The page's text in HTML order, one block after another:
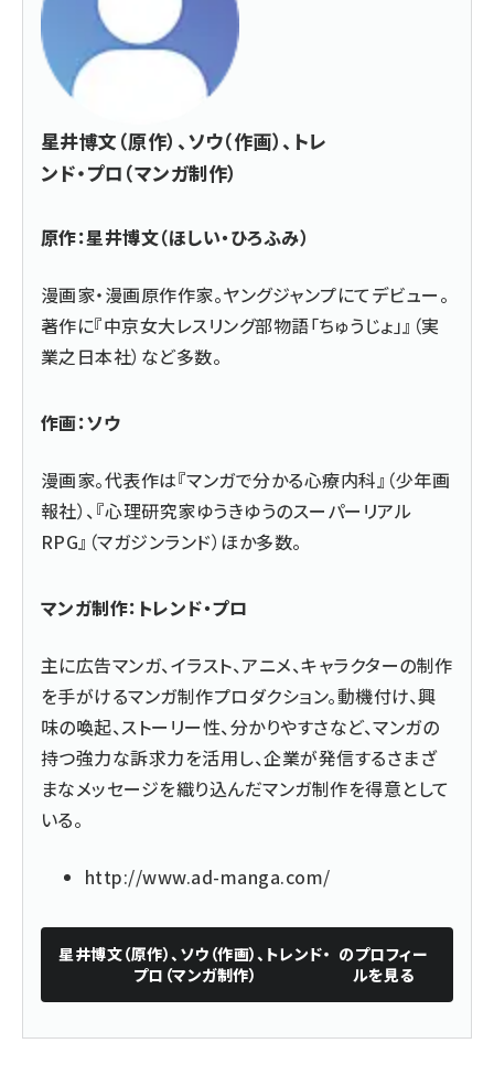
星井博文（原作）、ソウ（作画）、トレ
ンド・プロ（マンガ制作）
原作：星井博文（ほしい・ひろふみ）
漫画家・漫画原作作家。ヤングジャンプにてデビュー。
著作に『中京女大レスリング部物語「ちゅうじょ」』（実
業之日本社）など多数。
作画：ソウ
漫画家。代表作は『マンガで分かる心療内科』（少年画
報社）、『心理研究家ゆうきゆうのスーパーリアル
RPG』（マガジンランド）ほか多数。
マンガ制作：トレンド・プロ
主に広告マンガ、イラスト、アニメ、キャラクターの制作
を手がけるマンガ制作プロダクション。動機付け、興
味の喚起、ストーリー性、分かりやすさなど、マンガの
持つ強力な訴求力を活用し、企業が発信するさまざ
まなメッセージを織り込んだマンガ制作を得意として
いる。
http://www.ad-manga.com/
星井博文（原作）、ソウ（作画）、トレンド・
プロ（マンガ制作）
のプロフィー
ルを見る